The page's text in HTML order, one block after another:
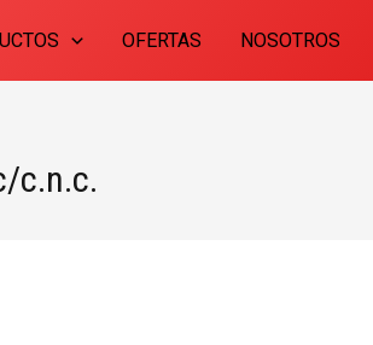
OFERTAS NOSOTROS
c.n.c.